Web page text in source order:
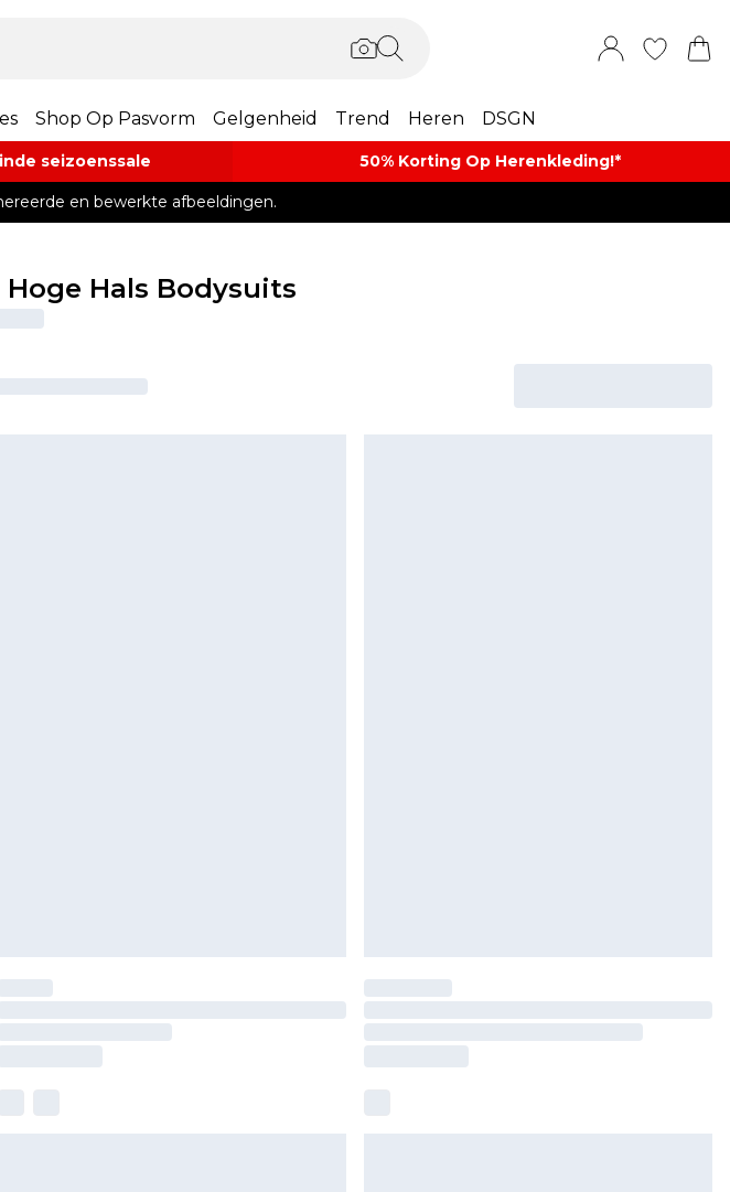
Shop Op Pasvorm Gelgenheid Trend Heren DSGN
seizoenssale 50% Korting Op Herenkleding​!*​
en bewerkte afbeeldingen.
Hals Bodysuits